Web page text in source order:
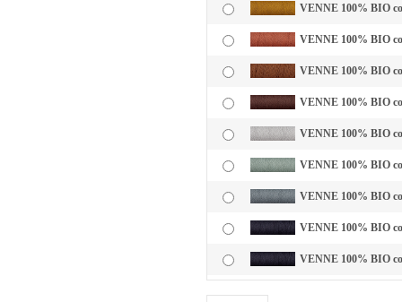
VENNE 100% BIO
VENNE 100% BIO
VENNE 100% BIO
VENNE 100% BIO
VENNE 100% BIO
VENNE 100% BIO
VENNE 100% BIO
VENNE 100% BIO
VENNE 100% BIO